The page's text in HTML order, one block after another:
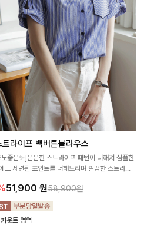
트라이프 백버튼블라우스
좋은✨]은은한 스트라이프 패턴이 더해져 심플한
도 세련된 포인트를 더해드리며 깔끔한 스트라이
51,900 원58,900원
운트 영역